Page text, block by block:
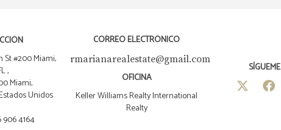
St #200 Miami,
,
Miami,
Unidos
906 4164
CORREO ELECTRÓNICO
rmarianarealestate@gmail.com
OFICINA
Keller Williams Realty International
Realty